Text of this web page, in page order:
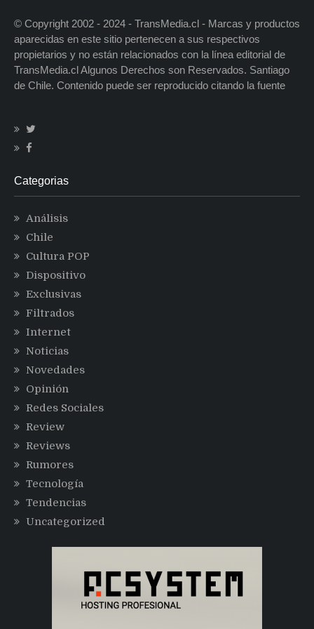
© Copyright 2002 - 2024 - TransMedia.cl - Marcas y productos
aparecidas en este sitio pertenecen a sus respectivos
propietarios y no están relacionados con la línea editorial de
TransMedia.cl Algunos Derechos son Reservados. Santiago
de Chile. Contenido puede ser reproducido citando la fuente
Categorias
Análisis
Chile
Cultura POP
Dispositivo
Exclusivas
Filtrados
Internet
Noticias
Novedades
Opinión
Redes Sociales
Review
Reviews
Rumores
Tecnología
Tendencias
Uncategorized